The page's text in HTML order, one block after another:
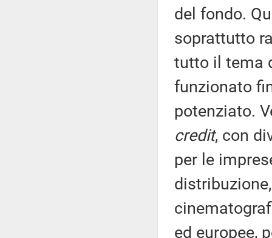
del fondo.
soprattutto
tutto il tema
funzionato
potenziato.
credit, con
per le
ed europee,